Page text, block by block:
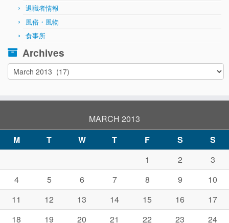
退職者情報
風俗・風物
食事所
Archives
Archives
MARCH 2013
M
T W T F S
S
1
2
3
4
5 6 7 8 9
10
11
12 13 14 15 16
17
18
19 20 21 22 23
24